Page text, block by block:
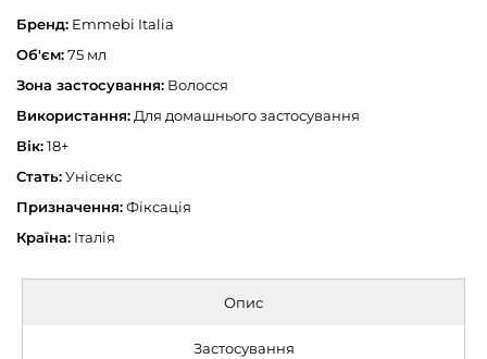
Бренд: Emmebi Italia
Об'єм:75 мл
Зона застосування: Волосся
Використання: Для домашнього застосування
Вік:18+
Стать:Унісекс
Призначення:Фіксація
Країна: Італія
Опис
Застосування